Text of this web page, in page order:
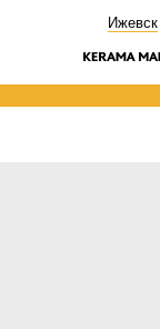
Ижевск